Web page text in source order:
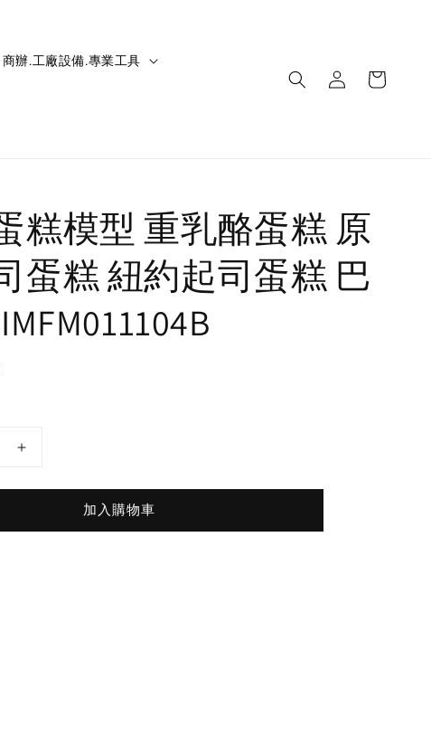
商辦.工廠設備.專業工具
糕模型 重乳酪蛋糕 原
蛋糕 紐約起司蛋糕 巴
加入購物車